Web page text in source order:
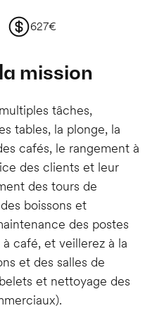
627€
mission
tâches,
tables, la plonge, la
cafés, le rangement à
des clients et leur
des tours de
boissons et
des postes
café, et veillerez à la
et des salles de
et nettoyage des